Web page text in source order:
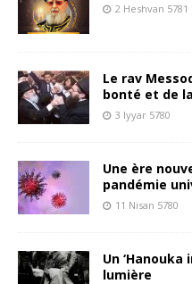
2 Heshvan 5781
Le rav
bonté et de
3 Iyyar 5780
Une ère
pandémie
11 Nisan 5780
Un
lumière